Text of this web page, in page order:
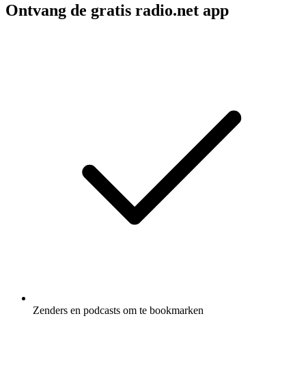
Ontvang de gratis radio.net app
Zenders en podcasts om te bookmarken